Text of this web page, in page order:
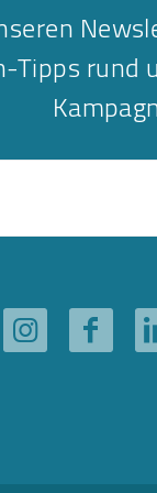
Tipps rund